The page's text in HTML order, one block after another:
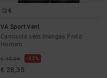
6
VA Sport Vent
Camisola sem mangas Preto
Homem
€ 45,00 37%
€ 28,35